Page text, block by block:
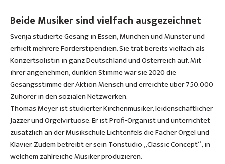
Beide Musiker sind vielfach ausgezeichnet
Svenja studierte Gesang in Essen, München und Münster und
erhielt mehrere Förderstipendien. Sie trat bereits vielfach als
Konzertsolistin in ganz Deutschland und Österreich auf. Mit
ihrer angenehmen, dunklen Stimme war sie 2020 die
Gesangsstimme der Aktion Mensch und erreichte über 750.000
Zuhörer in den sozialen Netzwerken.
Thomas Meyer ist studierter Kirchenmusiker, leidenschaftlicher
Jazzer und Orgelvirtuose. Er ist Profi-Organist und unterrichtet
zusätzlich an der Musikschule Lichtenfels die Fächer Orgel und
Klavier. Zudem betreibt er sein Tonstudio „Classic Concept“, in
welchem zahlreiche Musiker produzieren.